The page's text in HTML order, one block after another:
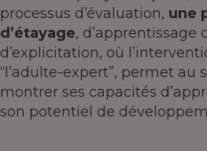
processus d’évaluation, une
d’étayage, d’apprentissage
d’explicitation, où
“l’adulte-expert”, permet au
montrer ses capacités
son potentiel de